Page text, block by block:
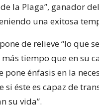
la Plaga”, ganador
una exitosa
de relieve “lo que
tiempo que en su
énfasis en la
éste es capaz de
su vida”.